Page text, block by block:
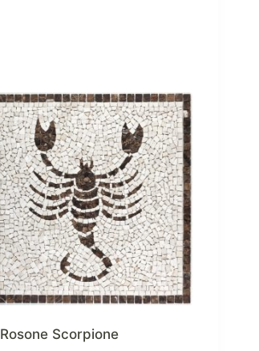
Rosone Scorpione